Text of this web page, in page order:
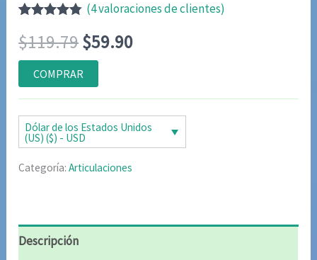
con4.75de
5 en base
a
valoraciones
de clientes
(4valoraciones de clientes)
$119.79El
precio
original
era:
$119.79.
$59.90El
actual
es:
COMPRAR
Dólar de los Estados Unidos
(US) ($) - USD
Categoría:Articulaciones
Descripción